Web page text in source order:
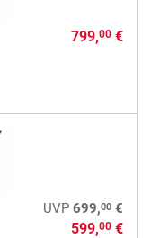
799,00€
UVP 699,00€
599,00€